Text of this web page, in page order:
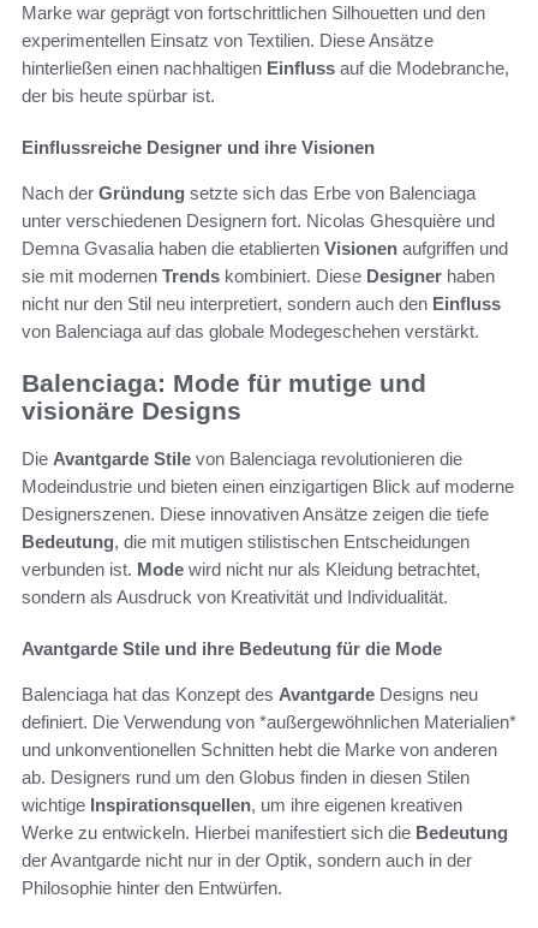
Marke war geprägt von fortschrittlichen Silhouetten und den
experimentellen Einsatz von Textilien. Diese Ansätze
hinterließen einen nachhaltigen Einfluss auf die Modebranche,
der bis heute spürbar ist.
Einflussreiche Designer und ihre Visionen
Nach der Gründung setzte sich das Erbe von Balenciaga
unter verschiedenen Designern fort. Nicolas Ghesquière und
Demna Gvasalia haben die etablierten Visionen aufgriffen und
sie mit modernen Trends kombiniert. Diese Designer haben
nicht nur den Stil neu interpretiert, sondern auch den Einfluss
von Balenciaga auf das globale Modegeschehen verstärkt.
Balenciaga: Mode für mutige und
visionäre Designs
Die Avantgarde Stile von Balenciaga revolutionieren die
Modeindustrie und bieten einen einzigartigen Blick auf moderne
Designerszenen. Diese innovativen Ansätze zeigen die tiefe
Bedeutung, die mit mutigen stilistischen Entscheidungen
verbunden ist. Mode wird nicht nur als Kleidung betrachtet,
sondern als Ausdruck von Kreativität und Individualität.
Avantgarde Stile und ihre Bedeutung für die Mode
Balenciaga hat das Konzept des Avantgarde Designs neu
definiert. Die Verwendung von *außergewöhnlichen Materialien*
und unkonventionellen Schnitten hebt die Marke von anderen
ab. Designers rund um den Globus finden in diesen Stilen
wichtige Inspirationsquellen, um ihre eigenen kreativen
Werke zu entwickeln. Hierbei manifestiert sich die Bedeutung
der Avantgarde nicht nur in der Optik, sondern auch in der
Philosophie hinter den Entwürfen.